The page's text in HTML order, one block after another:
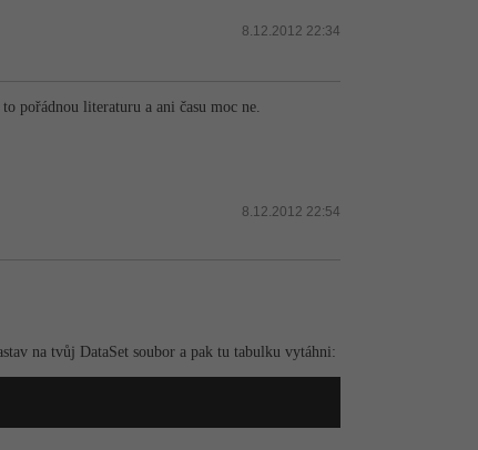
8.12.2012 22:34
pořádnou literaturu a ani času moc ne.
8.12.2012 22:54
na tvůj DataSet soubor a pak tu tabulku vytáhni: